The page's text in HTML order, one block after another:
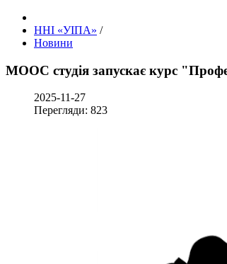
ННІ «УІПА» /
Новини
MOOC студія запускає курс
2025-11-27
Перегляди: 823